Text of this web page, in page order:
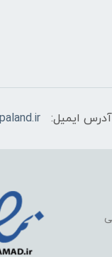
آدرس ایمیل: